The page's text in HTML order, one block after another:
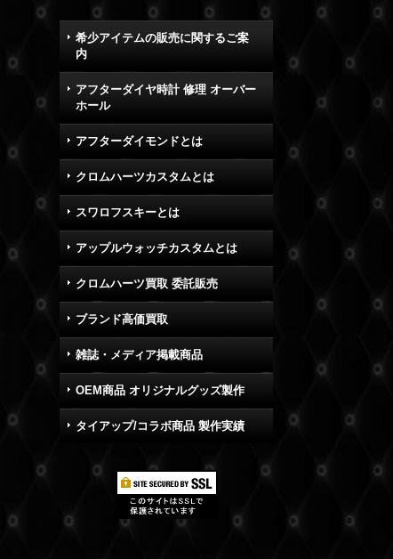
希少アイテムの販売に関するご案
内
アフターダイヤ時計 修理 オーバー
ホール
アフターダイモンドとは
クロムハーツカスタムとは
スワロフスキーとは
アップルウォッチカスタムとは
クロムハーツ買取 委託販売
ブランド高価買取
雑誌・メディア掲載商品
OEM商品 オリジナルグッズ製作
タイアップ/コラボ商品 製作実績